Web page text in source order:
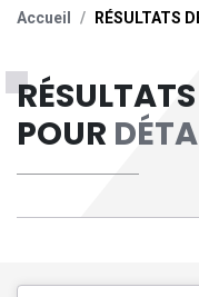
Accueil RÉSULTATS
POUR